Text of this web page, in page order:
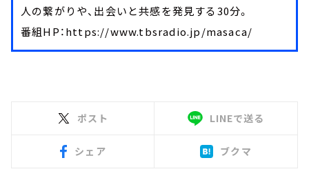
人の繋がりや、出会いと共感を発見する30分。
番組HP：https://www.tbsradio.jp/masaca/
ポスト LINEで送る
シェア ブクマ